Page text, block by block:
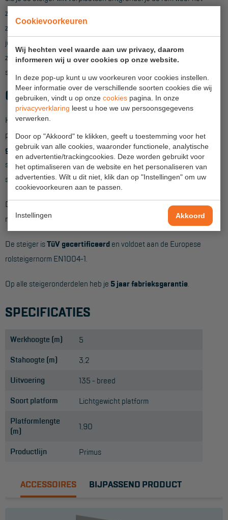
Cookievoorkeuren
Wij hechten veel waarde aan uw privacy, daarom
informeren wij u over cookies op onze website.
In deze pop-up kunt u uw voorkeuren voor cookies instellen.
Meer informatie over de verschillende soorten cookies die wij
gebruiken, vindt u op onze cookies pagina. In onze
privacyverklaring leest u hoe we uw persoonsgegevens
verwerken.
Door op "Akkoord" te klikken, geeft u toestemming voor het
gebruik van alle cookies, waaronder functionele, analytische
en advertentie/trackingcookies. Deze worden gebruikt voor
het optimaliseren van de website en het personaliseren van
advertenties. Wilt u dit niet, klik dan op "Instellingen" om uw
cookievoorkeuren aan te passen.
Instellingen Akkoord
Wet- en regelgeving
Algemene voorwaarden
Webshop voorwaarden
zo makkelijk. Wanneer je het wiel op de rem zet plaatst deze
zichzelf automatisch recht onder de staander. Hierdoor hoef
je nooit meer na te denken over de juiste stand van het
zwenkwiel. Met de wartel die op de wielstaander zit is de
steiger ook weer snel op de goede hoogte te stellen.
Gegarandeerde kwaliteit
Kies je voor een Primus rolsteiger dan heb je daar jarenlang
plezier van. Alle onderdelen wordenin Nederland
geproduceerdmet de nieuwste techniek. Hierdoor is een
snelle levering en service gegarandeerd en kunnen we je de
steiger aanbieden voor een scherpe prijs.
De Primus lichtgewicht rolsteiger is geschikt voor een
maximale belasting van
en 200kg/m2 per platform.
De steiger isTüV gecertificeerd en voldoet aan de Europese
rolsteigernorm EN1004-1.
Op alle steigeronderdelen heb je 5 jaar fabrieksgarantie
SPECIFICATIES
Werkhoogte (m) 5
Stahoogte (m) 3,2
Uitvoering 135 - breed
Soort platform Lichtgewicht platform
Platformlengte
(m)
1,90
Productlijn Primus
ACCESSOIRES BIJPASSEND PRODUCT